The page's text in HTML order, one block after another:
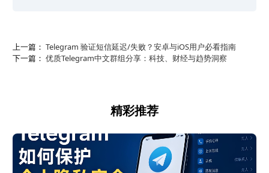
上一篇： Telegram 验证短信延迟/失败？安卓与iOS用户必看指南
下一篇： 优质Telegram中文群组分享：科技、财经与趋势洞察
精彩推荐